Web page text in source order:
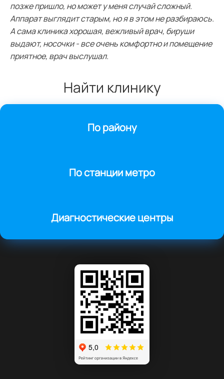
позже пришло, но может у меня случай сложный.
Аппарат выглядит старым, но я в этом не разбираюсь.
А сама клиника хорошая, вежливый врач, бируши
выдают, носочки - все очень комфортно и помещение
приятное, врач выслушал.
Найти клинику
По району
По станции метро
Диагностические центры